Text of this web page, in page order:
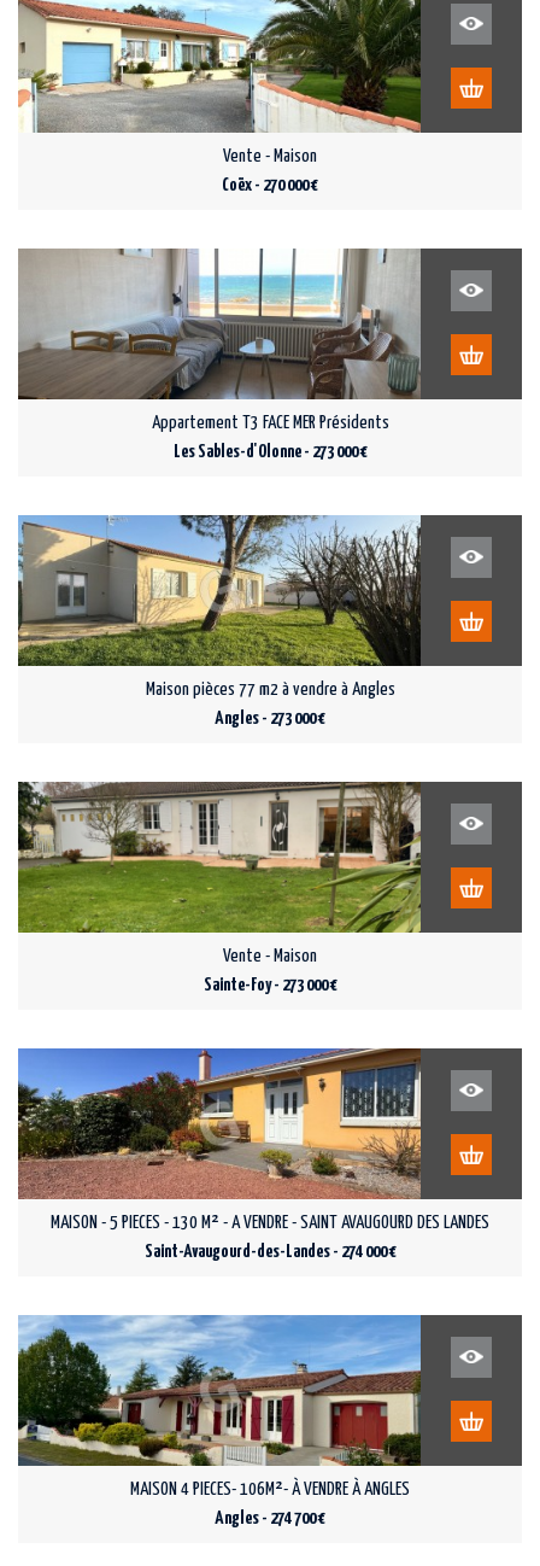
Vente - Maison
Coëx - 270 000 €
Appartement T3 FACE MER Présidents
Les Sables-d'Olonne - 273 000 €
Maison pièces 77 m2 à vendre à Angles
Angles - 273 000 €
Vente - Maison
Sainte-Foy - 273 000 €
MAISON - 5 PIECES - 130 M² - A VENDRE - SAINT AVAUGOURD DES LANDES
Saint-Avaugourd-des-Landes - 274 000 €
MAISON 4 PIECES- 106M²- À VENDRE À ANGLES
Angles - 274 700 €